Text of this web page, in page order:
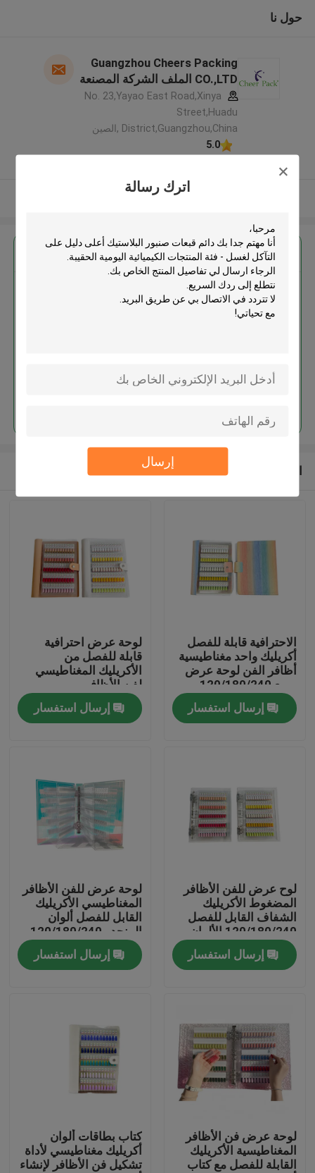
اترك رسالة
إرسال
المنتجات
عنّا
جولة في المصنع
أخبار
اطلب اقتباس
غطاء زجاجة بلاستيكية
حول نا
Guangzhou Cheers Packing
CO.,LTD الملف الشركة المصنعة
No. 23,Yayao East Road,Xinya
Street,Huadu
District,Guangzhou,China ,الصين
5.0
عرض المزيد
احصل على افضل سعر ل
دائم قبعات صنبور البلاستيك أعلى
دليل على التآكل لغسل - فئة
المنتجات الموصى بها
الاحترافية قابلة للفصل
أكريليك واحد مغناطيسية
أظافر الفن لوحة عرض
مربع 120/180/240
ألوان منحدرة أداة
بلاستيكية للأظافر
إرسال استفسار
لوحة عرض احترافية
قابلة للفصل من
الأكريليك المغناطيسي
لفن الأظافر
متدرج من البلاستيك
الصلب لأطراف جل
إرسال استفسار
لوح عرض للفن الأظافر
المضغوط الأكريليك
الشفاف القابل للفصل
120/180/240 الألوان
كتاب أداة بلاستيكية
لأطراف الأظافر مصنوعة
من الجيل
إرسال استفسار
لوحة عرض للفن الأظافر
المغناطيسي الأكريليك
القابل للفصل ألوان
المنحدر 120/180/240
ظلال لأدوات الأظافر
البلاستيكيةإرسال استفسار
لوحة عرض فن الأظافر
المغناطيسية الأكريليك
القابلة للفصل مع كتاب
كتاب بطاقات ألوان
أكريليك مغناطيسي لأداة
تشكيل فن الأظافر لإنشاء